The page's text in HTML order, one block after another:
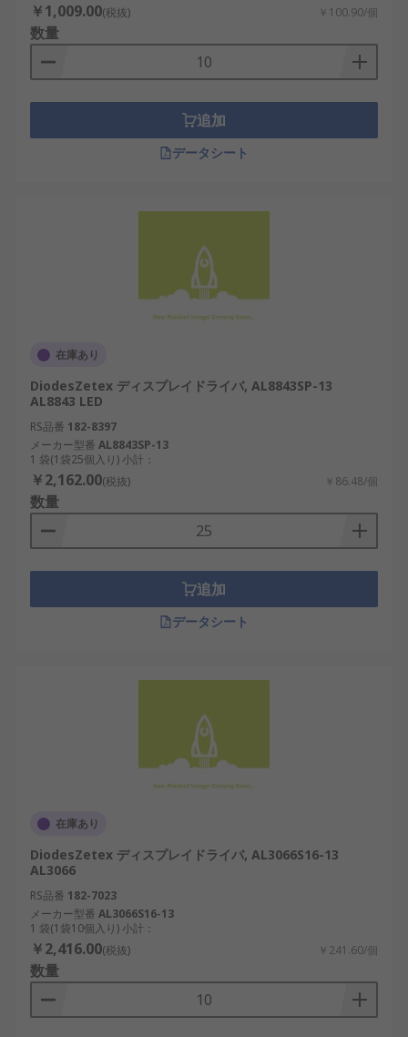
￥1,009.00(税抜) ￥100.90/個
数量
追加
データシート
在庫あり
DiodesZetex ディスプレイドライバ, AL8843SP-13
AL8843 LED
RS品番 182-8397
メーカー型番 AL8843SP-13
1 袋(1袋25個入り) 小計：
￥2,162.00(税抜) ￥86.48/個
数量
追加
データシート
在庫あり
DiodesZetex ディスプレイドライバ, AL3066S16-13
AL3066
RS品番 182-7023
メーカー型番 AL3066S16-13
1 袋(1袋10個入り) 小計：
￥2,416.00(税抜) ￥241.60/個
数量